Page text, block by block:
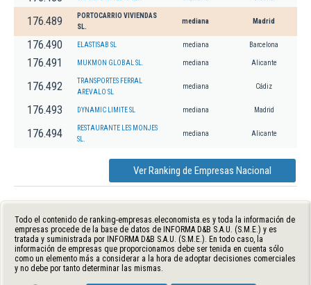
176.489
PORTOCARRIO VIVIENDAS
SL.
mediana Madrid
176.490 ELASTISAB SL mediana Barcelona
176.491 MUKMON GLOBAL SL. mediana Alicante
176.492
TRANSPORTES FERRAL
AREVALO SL
mediana Cádiz
176.493 DYNAMIC LIMITE SL mediana Madrid
176.494
RESTAURANTE LES MONJES
SL.
mediana Alicante
Ver Ranking de Empresas Nacional
Todo el contenido de ranking-empresas.eleconomista.es y toda la información de
empresas procede de la base de datos de INFORMA D&B S.A.U. (S.M.E.) y es
tratada y suministrada por INFORMA D&B S.A.U. (S.M.E.). En todo caso, la
información de empresas que proporcionamos debe ser tenida en cuenta sólo
como un elemento más a considerar a la hora de adoptar decisiones comerciales
y no debe por tanto determinar las mismas.